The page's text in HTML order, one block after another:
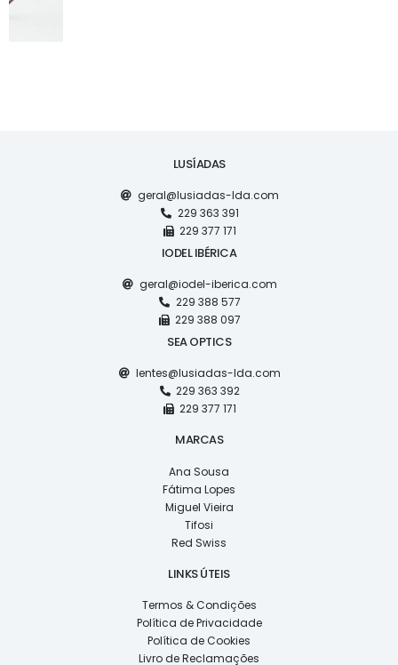
LUSÍADAS
geral@lusiadas-lda.com
229 363 391
229 377 171
IODEL IBÉRICA
geral@iodel-iberica.com
229 388 577
229 388 097
SEA OPTICS
lentes@lusiadas-lda.com
229 363 392
229 377 171
MARCAS
Ana Sousa
Fátima Lopes
Miguel Vieira
Tifosi
Red Swiss
LINKS ÚTEIS
Termos & Condições
Política de Privacidade
Política de Cookies
Livro de Reclamações